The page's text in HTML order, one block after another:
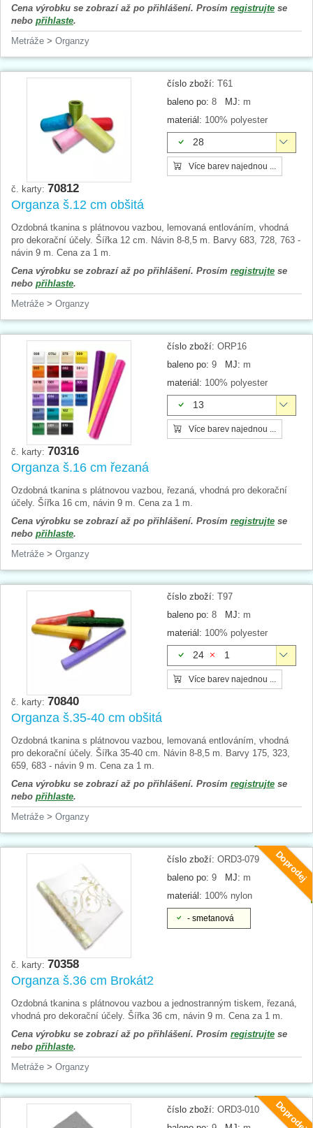
Cena výrobku se zobrazí až po přihlášení. Prosím registrujte se
nebo přihlaste.
Metráže > Organzy
číslo zboží: T61
baleno po: 8 MJ: m
materiál: 100% polyester
28
Více barev najednou ...
č. karty: 70812
Organza š.12 cm obšitá
Ozdobná tkanina s plátnovou vazbou, lemovaná entlováním, vhodná
pro dekorační účely. Šířka 12 cm. Návin 8-8,5 m. Barvy 683, 728, 763 -
návin 9 m. Cena za 1 m.
Cena výrobku se zobrazí až po přihlášení. Prosím registrujte se
nebo přihlaste.
Metráže > Organzy
číslo zboží: ORP16
baleno po: 9 MJ: m
materiál: 100% polyester
13
Více barev najednou ...
č. karty: 70316
Organza š.16 cm řezaná
Ozdobná tkanina s plátnovou vazbou, řezaná, vhodná pro dekorační
účely. Šířka 16 cm, návin 9 m. Cena za 1 m.
Cena výrobku se zobrazí až po přihlášení. Prosím registrujte se
nebo přihlaste.
Metráže > Organzy
číslo zboží: T97
baleno po: 8 MJ: m
materiál: 100% polyester
24 1
Více barev najednou ...
č. karty: 70840
Organza š.35-40 cm obšitá
Ozdobná tkanina s plátnovou vazbou, lemovaná entlováním, vhodná
pro dekorační účely. Šířka 35-40 cm. Návin 8-8,5 m. Barvy 175, 323,
659, 683 - návin 9 m. Cena za 1 m.
Cena výrobku se zobrazí až po přihlášení. Prosím registrujte se
nebo přihlaste.
Metráže > Organzy
Doprodej
číslo zboží: ORD3-079
baleno po: 9 MJ: m
materiál: 100% nylon
- smetanová
č. karty: 70358
Organza š.36 cm Brokát2
Ozdobná tkanina s plátnovou vazbou a jednostranným tiskem, řezaná,
vhodná pro dekorační účely. Šířka 36 cm, návin 9 m. Cena za 1 m.
Cena výrobku se zobrazí až po přihlášení. Prosím registrujte se
nebo přihlaste.
Metráže > Organzy
Doprodej
číslo zboží: ORD3-010